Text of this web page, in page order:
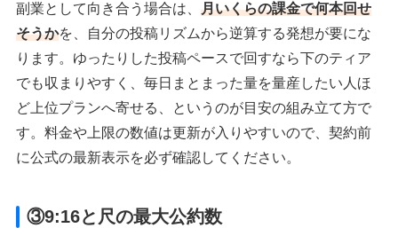
副業として向き合う場合は、月いくらの課金で何本回せ
そうかを、自分の投稿リズムから逆算する発想が要にな
ります。ゆったりした投稿ペースで回すなら下のティア
でも収まりやすく、毎日まとまった量を量産したい人ほ
ど上位プランへ寄せる、というのが目安の組み立て方で
す。料金や上限の数値は更新が入りやすいので、契約前
に公式の最新表示を必ず確認してください。
③9:16と尺の最大公約数